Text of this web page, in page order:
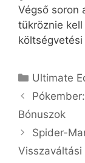
Végső soron
tükröznie
Categories
Ultimate
Bónuszok
Spider-
Visszaváltási